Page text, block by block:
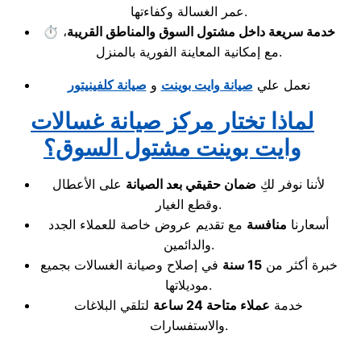
عمر الغسالة وكفاءتها.
⏱️
خدمة سريعة داخل مشتول السوق والمناطق القريبة،
مع إمكانية المعاينة الفورية بالمنزل.
نعمل علي صيانة وايت بوينت و صيانة كلفينيتور
لماذا تختار مركز صيانة غسالات
وايت بوينت مشتول السوق؟
لأننا نوفر لكِ ضمان حقيقي بعد الصيانة على الأعطال
وقطع الغيار.
أسعارنا منافسة مع تقديم عروض خاصة للعملاء الجدد
والدائمين.
خبرة أكثر من15 سنة
في إصلاح وصيانة الغسالات بجميع
موديلاتها.
خدمة عملاء متاحة 24 ساعة
لتلقي البلاغات
والاستفسارات.